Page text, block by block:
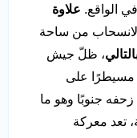
الواقع. علاوة
من ساحة
، ظلّ جيش
مسيطرًا على
جنوبًا وهو ما
تعد معركة